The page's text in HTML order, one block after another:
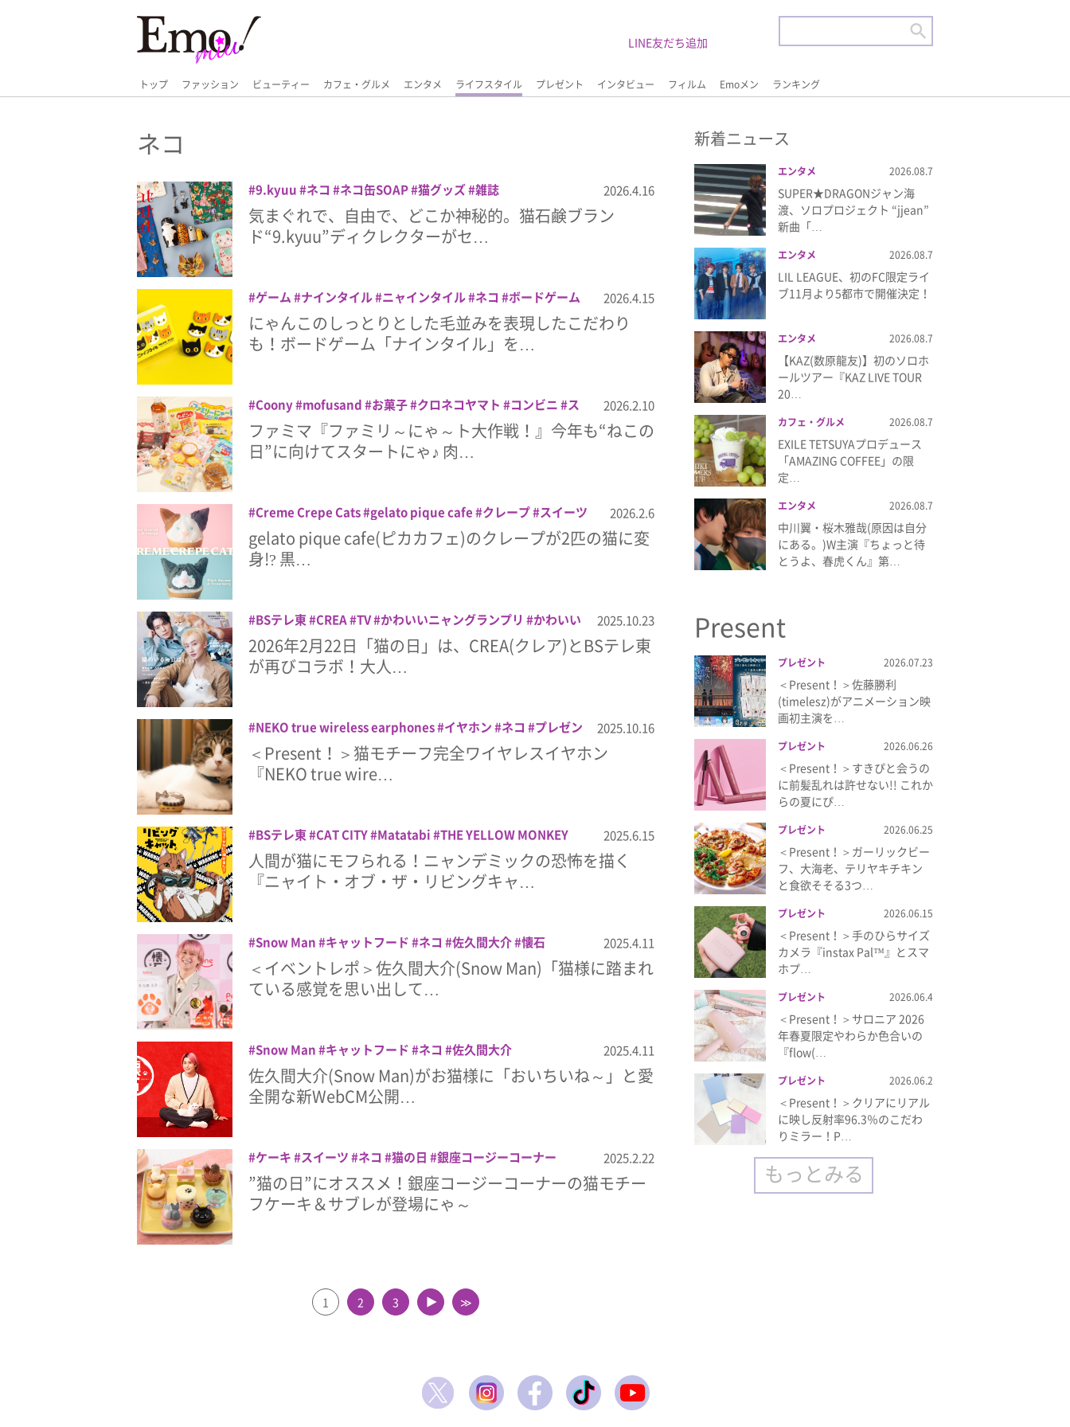
トップ ファッション ビューティー カフェ・グルメ エンタメ ライフスタイル プレゼント インタビュー フィルム Emoメン ランキング
LINE友だち追加
ネコ
9.kyuu ネコ ネコ缶SOAP 猫グッズ 雑誌 2026.4.16
気まぐれで、自由で、どこか神秘的。猫石鹸ブラン
ド“9.kyuu”ディクレクターがセ…
ゲーム ナインタイル ニャインタイル ネコ ボードゲーム 2026.4.15
にゃんこのしっとりとした毛並みを表現したこだわり
も！ボードゲーム「ナインタイル」を…
Coony mofusand お菓子 クロネコヤマト コンビニ
ス
ドリンク ニャン者めし鋼 ネコ ネコの日
ファミリ
～にゃ～ト大作戦！ ファミリーマート 肉球タルト
2026.2.10
ファミマ『ファミリ～にゃ～ト大作戦！』今年も“ねこの
日”に向けてスタートにゃ♪ 肉…
Creme Crepe Cats gelato pique cafe クレープ スイーツ
ネコ
ピカカフェ
2026.2.6
gelato pique cafe(ピカカフェ)のクレープが2匹の猫に変
身!? 黒…
BSテレ東 CREA TV かわいいニャングランプリ
かわいい
ニャングランプリ2026 ネコ 特別番組 雑誌
2025.10.23
2026年2月22日「猫の日」は、CREA(クレア)とBSテレ東
が再びコラボ！大人…
NEKO true wireless earphones イヤホン ネコ
プレゼン
ラディウスのNEKO
2025.10.16
＜Present！＞猫モチーフ完全ワイヤレスイヤホン
『NEKO true wire…
BSテレ東 CAT CITY Matatabi THE YELLOW MONKEY
WANIMA アニメ テレビ東京 テレ東
ニャイト・オブ・
ザ・リビングキャット ネコ
2025.6.15
人間が猫にモフられる！ニャンデミックの恐怖を描く
『ニャイト・オブ・ザ・リビングキャ…
Snow Man キャットフード ネコ 佐久間大介 懐石 2025.4.11
＜イベントレポ＞佐久間大介(Snow Man)「猫様に踏まれ
ている感覚を思い出して…
Snow Man キャットフード ネコ 佐久間大介 2025.4.11
佐久間大介(Snow Man)がお猫様に「おいちいね～」と愛
全開な新WebCM公開…
ケーキ スイーツ ネコ 猫の日 銀座コージーコーナー 2025.2.22
”猫の日”にオススメ！銀座コージーコーナーの猫モチー
フケーキ＆サブレが登場にゃ～
1 2 3 ▲ ≫
新着ニュース
エンタメ 2026.08.7
SUPER★DRAGONジャン海
渡、ソロプロジェクト “jjean”
新曲「…
エンタメ 2026.08.7
LIL LEAGUE、初のFC限定ライ
ブ11月より5都市で開催決定！
エンタメ 2026.08.7
【KAZ(数原龍友)】初のソロホ
ールツアー『KAZ LIVE TOUR
20…
カフェ・グルメ 2026.08.7
EXILE TETSUYAプロデュース
「AMAZING COFFEE」の限
定…
エンタメ 2026.08.7
中川翼・桜木雅哉(原因は自分
にある。)W主演『ちょっと待
とうよ、春虎くん』第…
Present
プレゼント 2026.07.23
＜Present！＞佐藤勝利
(timelesz)がアニメーション映
画初主演を…
プレゼント 2026.06.26
＜Present！＞すきぴと会うの
に前髪乱れは許せない!! これか
らの夏にぴ…
プレゼント 2026.06.25
＜Present！＞ガーリックビー
フ、大海老、テリヤキチキン
と食欲そそる3つ…
プレゼント 2026.06.15
＜Present！＞手のひらサイズ
カメラ『instax Pal™』とスマ
ホプ…
プレゼント 2026.06.4
＜Present！＞サロニア 2026
年春夏限定やわらか色合いの
『flow(…
プレゼント 2026.06.2
＜Present！＞クリアにリアル
に映し反射率96.3％のこだわ
りミラー！P…
もっとみる